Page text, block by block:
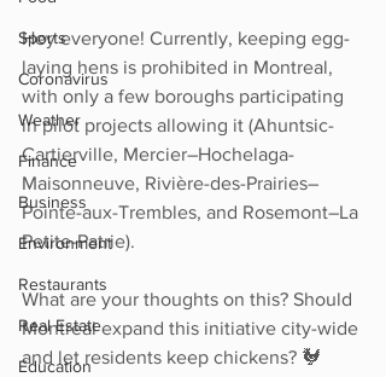
Sports
Coronavirus
Weather
Finance
Business
Environment
Restaurants
Real Estate
Education
Hey everyone! Currently, keeping egg-
laying hens is prohibited in Montreal,
with only a few boroughs participating
in pilot projects allowing it (Ahuntsic-
Cartierville, Mercier–Hochelaga-
Maisonneuve, Rivière-des-Prairies–
Pointe-aux-Trembles, and Rosemont–La
Petite-Patrie).
What are your thoughts on this? Should
Montreal expand this initiative city-wide
and let residents keep chickens? 🐓